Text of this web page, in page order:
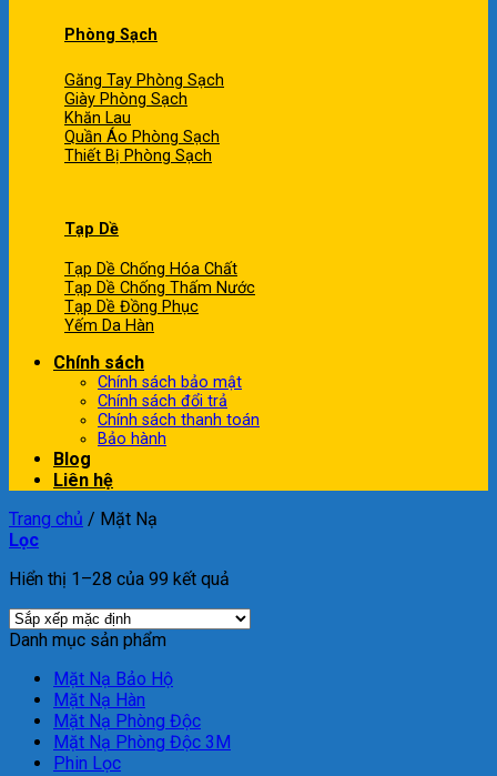
Phòng Sạch
Găng Tay Phòng Sạch
Giày Phòng Sạch
Khăn Lau
Quần Áo Phòng Sạch
Thiết Bị Phòng Sạch
Tạp Dề
Tạp Dề Chống Hóa Chất
Tạp Dề Chống Thấm Nước
Tạp Dề Đồng Phục
Yếm Da Hàn
Chính sách
Chính sách bảo mật
Chính sách đổi trả
Chính sách thanh toán
Bảo hành
Blog
Liên hệ
Trang chủ / Mặt Nạ
Lọc
Hiển thị 1–28 của 99 kết quả
Danh mục sản phẩm
Mặt Nạ Bảo Hộ
Mặt Nạ Hàn
Mặt Nạ Phòng Độc
Mặt Nạ Phòng Độc 3M
Phin Lọc